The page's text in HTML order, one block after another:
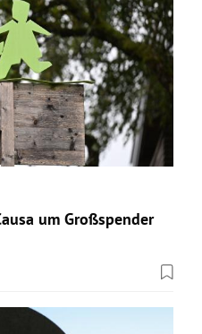
um Großspender